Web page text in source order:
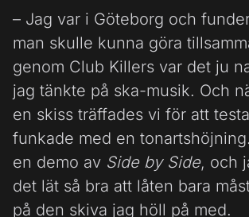
– Jag var i Göteborg och
man skulle kunna göra
genom Club Killers var det ju
jag tänkte på ska-musik. Och
en skiss träffades vi för att
funkade med en
en demo av Side by Side, och
det lät så bra att låten bara
på den skiva jag höll på med.